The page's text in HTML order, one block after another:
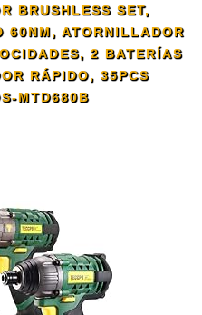
BRUSHLESS SET,
60NM, ATORNILLADOR
2 BATERÍAS
RÁPIDO, 35PCS
MTD680B